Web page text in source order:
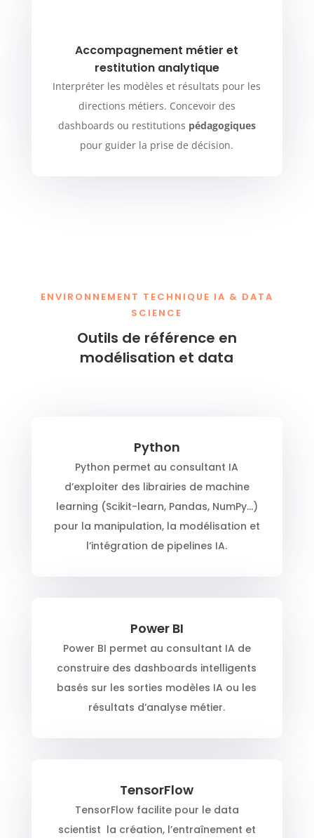
Accompagnement métier et
restitution analytique
Interpréter les modèles et résultats pour les
directions métiers. Concevoir des
dashboards ou restitutions pédagogiques
pour guider la prise de décision.
ENVIRONNEMENT TECHNIQUE IA & DATA
SCIENCE
Outils de référence en
modélisation et data
Python
Python permet au consultant IA
d’exploiter des librairies de machine
learning (Scikit-learn, Pandas, NumPy…)
pour la manipulation, la modélisation et
l’intégration de pipelines IA.
Power BI
Power BI permet au consultant IA de
construire des dashboards intelligents
basés sur les sorties modèles IA ou les
résultats d’analyse métier.
TensorFlow
TensorFlow facilite pour le data
scientist la création, l’entraînement et